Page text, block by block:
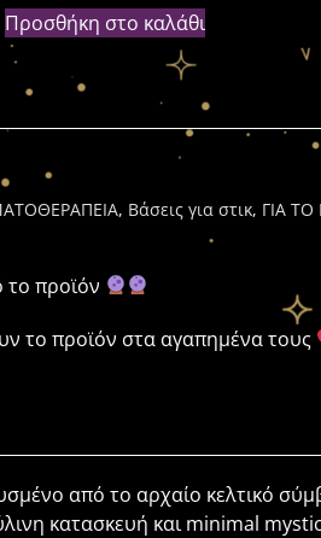
Προσθήκη στο καλάθι
, Βάσεις για στικ, ΓΙΑ
προϊόν
το προϊόν στα αγαπημένα τους
από το αρχαίο κελτικό
κατασκευή και minimal